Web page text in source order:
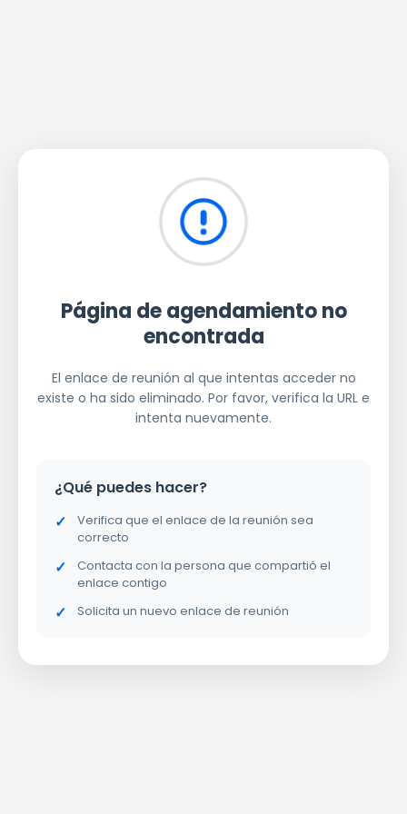
Página de agendamiento no
encontrada
El enlace de reunión al que intentas acceder no
existe o ha sido eliminado. Por favor, verifica la URL e
intenta nuevamente.
¿Qué puedes hacer?
Verifica que el enlace de la reunión sea
correcto
Contacta con la persona que compartió el
enlace contigo
Solicita un nuevo enlace de reunión